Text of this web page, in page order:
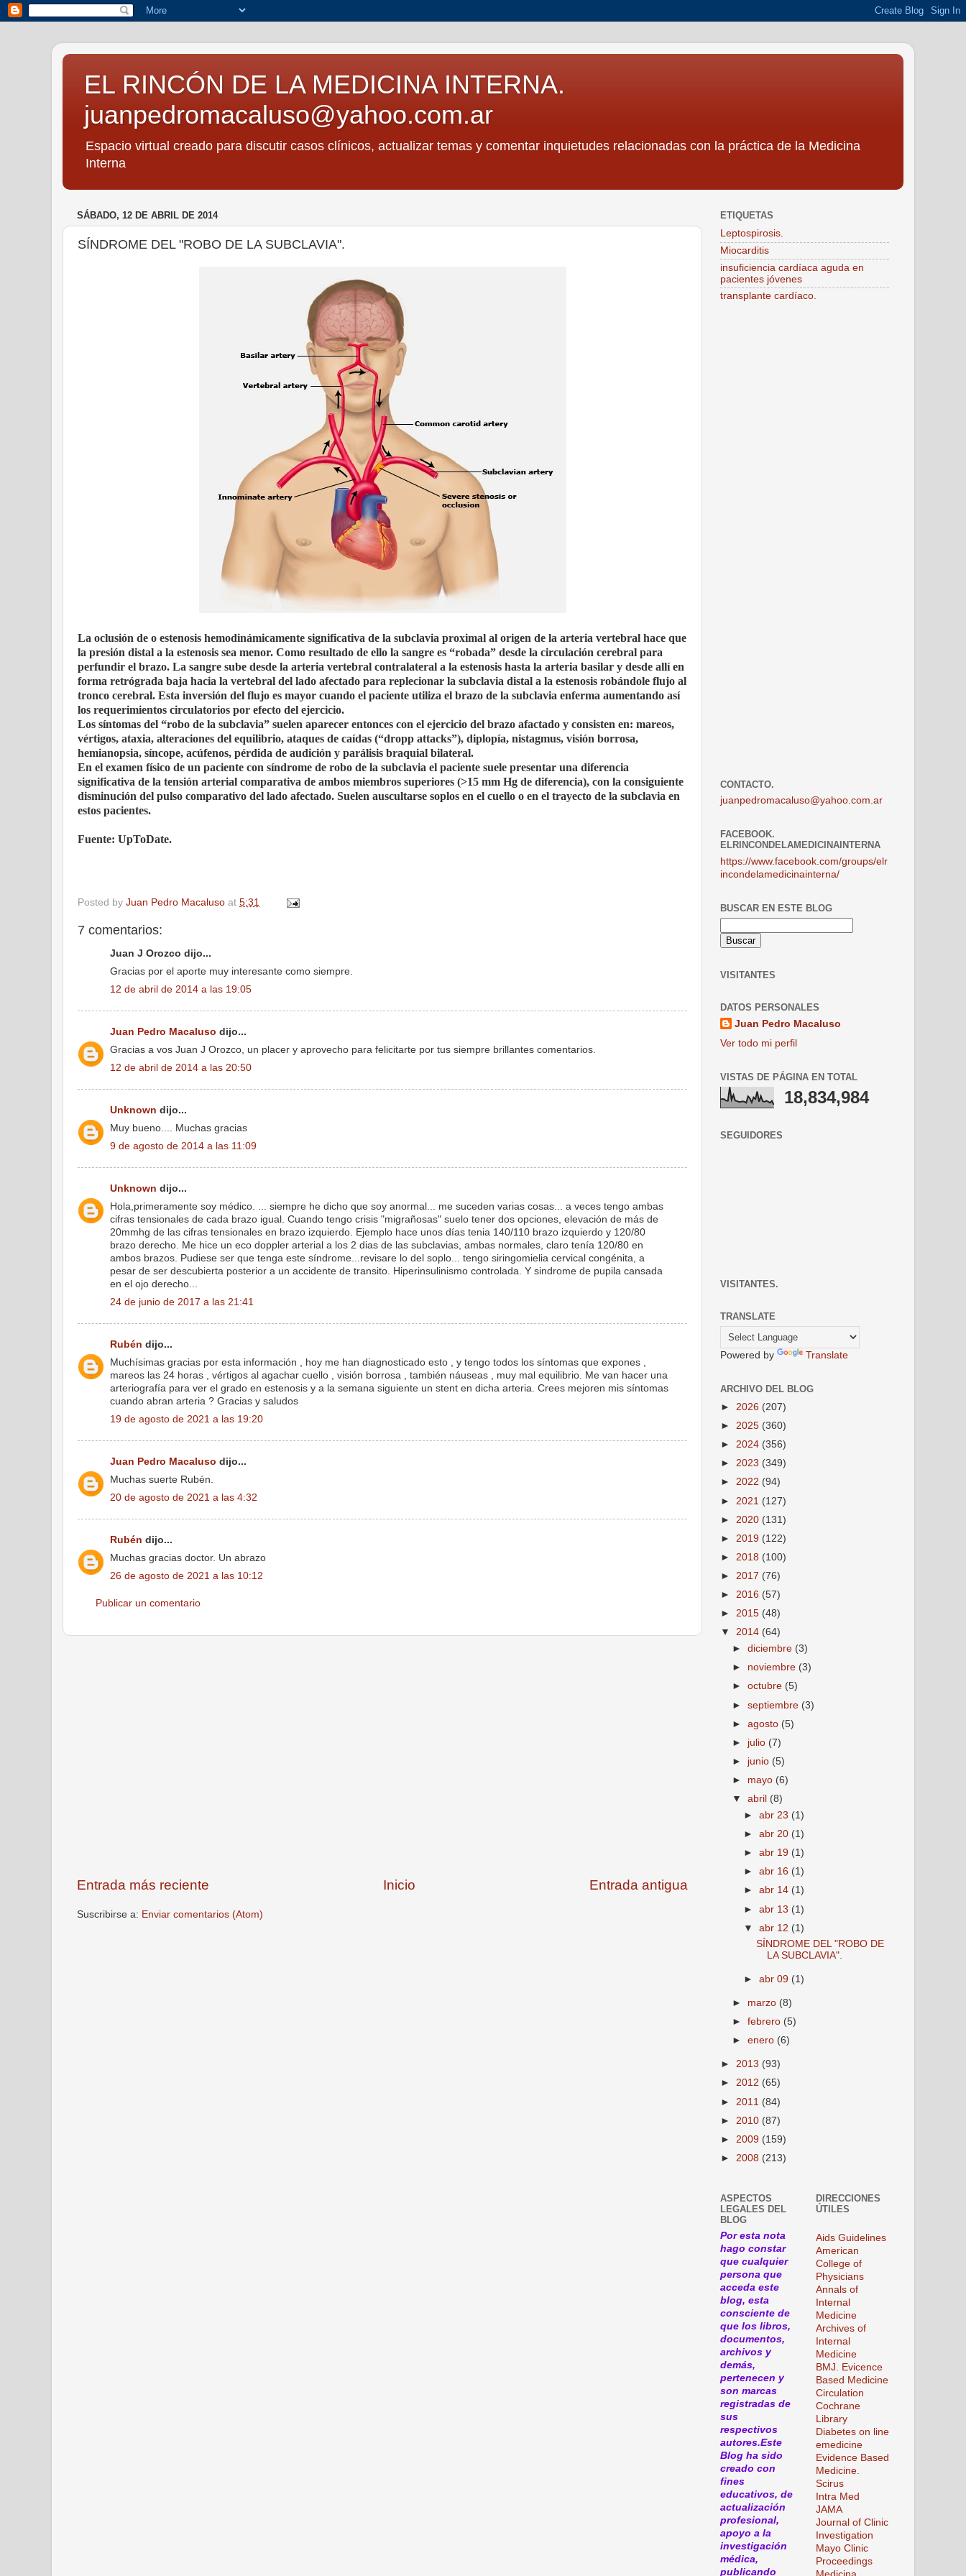
EL RINCÓN DE LA MEDICINA INTERNA.
juanpedromacaluso@yahoo.com.ar
Espacio virtual creado para discutir casos clínicos, actualizar temas y comentar inquietudes relacionadas con la práctica de la Medicina
Interna
SÁBADO, 12 DE ABRIL DE 2014
SÍNDROME DEL "ROBO DE LA SUBCLAVIA".
La oclusión de o estenosis hemodinámicamente significativa de la subclavia proximal al origen de la arteria vertebral hace que
la presión distal a la estenosis sea menor. Como resultado de ello la sangre es “robada” desde la circulación cerebral para
perfundir el brazo. La sangre sube desde la arteria vertebral contralateral a la estenosis hasta la arteria basilar y desde allí en
forma retrógrada baja hacia la vertebral del lado afectado para replecionar la subclavia distal a la estenosis robándole flujo al
tronco cerebral. Esta inversión del flujo es mayor cuando el paciente utiliza el brazo de la subclavia enferma aumentando así
los requerimientos circulatorios por efecto del ejercicio.
Los síntomas del “robo de la subclavia” suelen aparecer entonces con el ejercicio del brazo afactado y consisten en: mareos,
vértigos, ataxia, alteraciones del equilibrio, ataques de caídas (“dropp attacks”), diplopía, nistagmus, visión borrosa,
hemianopsia, síncope, acúfenos, pérdida de audición y parálisis braquial bilateral.
En el examen físico de un paciente con síndrome de robo de la subclavia el paciente suele presentar una diferencia
significativa de la tensión arterial comparativa de ambos miembros superiores (>15 mm Hg de diferencia), con la consiguiente
disminución del pulso comparativo del lado afectado. Suelen auscultarse soplos en el cuello o en el trayecto de la subclavia en
estos pacientes.
Fuente: UpToDate.
Posted by Juan Pedro Macaluso at 5:31
7 comentarios:
Juan J Orozco dijo...
Gracias por el aporte muy interesante como siempre.
12 de abril de 2014 a las 19:05
Juan Pedro Macaluso dijo...
Gracias a vos Juan J Orozco, un placer y aprovecho para felicitarte por tus siempre brillantes comentarios.
12 de abril de 2014 a las 20:50
Unknown dijo...
Muy bueno.... Muchas gracias
9 de agosto de 2014 a las 11:09
Unknown dijo...
Hola,primeramente soy médico. ... siempre he dicho que soy anormal... me suceden varias cosas... a veces tengo ambas
cifras tensionales de cada brazo igual. Cuando tengo crisis "migrañosas" suelo tener dos opciones, elevación de más de
20mmhg de las cifras tensionales en brazo izquierdo. Ejemplo hace unos días tenia 140/110 brazo izquierdo y 120/80
brazo derecho. Me hice un eco doppler arterial a los 2 dias de las subclavias, ambas normales, claro tenía 120/80 en
ambos brazos. Pudiese ser que tenga este síndrome...revisare lo del soplo... tengo siringomielia cervical congénita, a
pesar de ser descubierta posterior a un accidente de transito. Hiperinsulinismo controlada. Y sindrome de pupila cansada
en el ojo derecho...
24 de junio de 2017 a las 21:41
Rubén dijo...
Muchísimas gracias por esta información , hoy me han diagnosticado esto , y tengo todos los síntomas que expones ,
mareos las 24 horas , vértigos al agachar cuello , visión borrosa , también náuseas , muy mal equilibrio. Me van hacer una
arteriografía para ver el grado en estenosis y a la semana siguiente un stent en dicha arteria. Crees mejoren mis síntomas
cuando abran arteria ? Gracias y saludos
19 de agosto de 2021 a las 19:20
Juan Pedro Macaluso dijo...
Muchas suerte Rubén.
20 de agosto de 2021 a las 4:32
Rubén dijo...
Muchas gracias doctor. Un abrazo
26 de agosto de 2021 a las 10:12
Publicar un comentario
Entrada más reciente Entrada antigua
Inicio
Suscribirse a: Enviar comentarios (Atom)
ETIQUETAS
Leptospirosis.
Miocarditis
insuficiencia cardíaca aguda en
pacientes jóvenes
transplante cardíaco.
CONTACTO.
juanpedromacaluso@yahoo.com.ar
FACEBOOK.
ELRINCONDELAMEDICINAINTERNA
https://www.facebook.com/groups/elr
incondelamedicinainterna/
BUSCAR EN ESTE BLOG
VISITANTES
DATOS PERSONALES
Juan Pedro Macaluso
Ver todo mi perfil
VISTAS DE PÁGINA EN TOTAL
18,834,984
SEGUIDORES
VISITANTES.
TRANSLATE
Powered by Translate
ARCHIVO DEL BLOG
► 2026 (207)
► 2025 (360)
► 2024 (356)
► 2023 (349)
► 2022 (94)
► 2021 (127)
► 2020 (131)
► 2019 (122)
► 2018 (100)
► 2017 (76)
► 2016 (57)
► 2015 (48)
▼ 2014 (64)
►diciembre (3)
► noviembre (3)
►octubre (5)
►septiembre (3)
►agosto (5)
► julio (7)
► junio (5)
► mayo (6)
▼abril (8)
►abr 23 (1)
►abr 20 (1)
►abr 19 (1)
►abr 16 (1)
►abr 14 (1)
►abr 13 (1)
▼abr 12 (1)
SÍNDROME DEL "ROBO DE
LA SUBCLAVIA".
►abr 09 (1)
► marzo (8)
►febrero (5)
►enero (6)
► 2013 (93)
► 2012 (65)
► 2011 (84)
► 2010 (87)
► 2009 (159)
► 2008 (213)
ASPECTOS
LEGALES DEL
BLOG
Por esta nota
hago constar
que cualquier
persona que
acceda este
blog, esta
consciente de
que los libros,
documentos,
archivos y
demás,
pertenecen y
son marcas
registradas de
sus
respectivos
autores.Este
Blog ha sido
creado con
fines
educativos, de
actualización
profesional,
apoyo a la
investigación
médica,
publicando
DIRECCIONES
ÚTILES
Aids Guidelines
American
College of
Physicians
Annals of
Internal
Medicine
Archives of
Internal
Medicine
BMJ. Evicence
Based Medicine
Circulation
Cochrane
Library
Diabetes on line
emedicine
Evidence Based
Medicine.
Scirus
Intra Med
JAMA
Journal of Clinic
Investigation
Mayo Clinic
Proceedings